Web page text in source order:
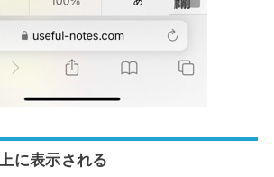
に表示される